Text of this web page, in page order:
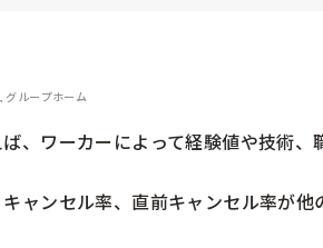
グループホーム
、ワーカーによって経験値や技術、
ャンセル率、直前キャンセル率が